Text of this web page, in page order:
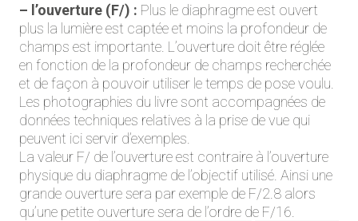
– l’ouverture (F/) : Plus le diaphragme est ouvert
plus la lumière est captée et moins la profondeur de
champs est importante. L’ouverture doit être réglée
en fonction de la profondeur de champs recherchée
et de façon à pouvoir utiliser le temps de pose voulu.
Les photographies du livre sont accompagnées de
données techniques relatives à la prise de vue qui
peuvent ici servir d’exemples.
La valeur F/ de l’ouverture est contraire à l’ouverture
physique du diaphragme de l’objectif utilisé. Ainsi une
grande ouverture sera par exemple de F/2.8 alors
qu’une petite ouverture sera de l’ordre de F/16.